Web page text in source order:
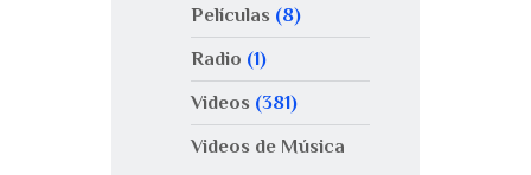
Películas (8)
Radio (1)
Videos (381)
Videos de Música